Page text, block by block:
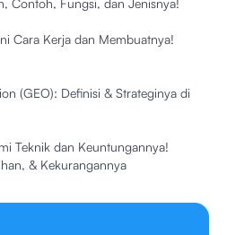
Contoh, Fungsi, dan Jenisnya!
Cara Kerja dan Membuatnya!
(GEO): Definisi & Strateginya di
Teknik dan Keuntungannya!
& Kekurangannya